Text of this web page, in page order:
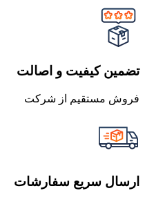
تضمین کیفیت و اصالت
فروش مستقیم از شرکت
ارسال سریع سفارشات